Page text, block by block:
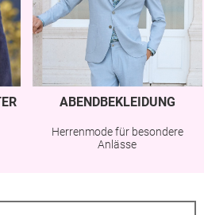
ABENDBEKLEIDUNG
Herrenmode für besondere
Anlässe